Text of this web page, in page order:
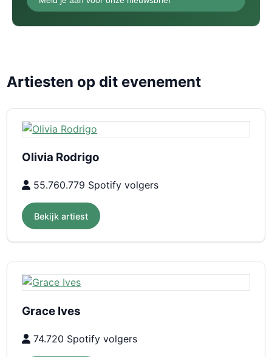
Artiesten op dit evenement
Olivia Rodrigo
55.760.779 Spotify volgers
Bekijk artiest
Grace Ives
74.720 Spotify volgers